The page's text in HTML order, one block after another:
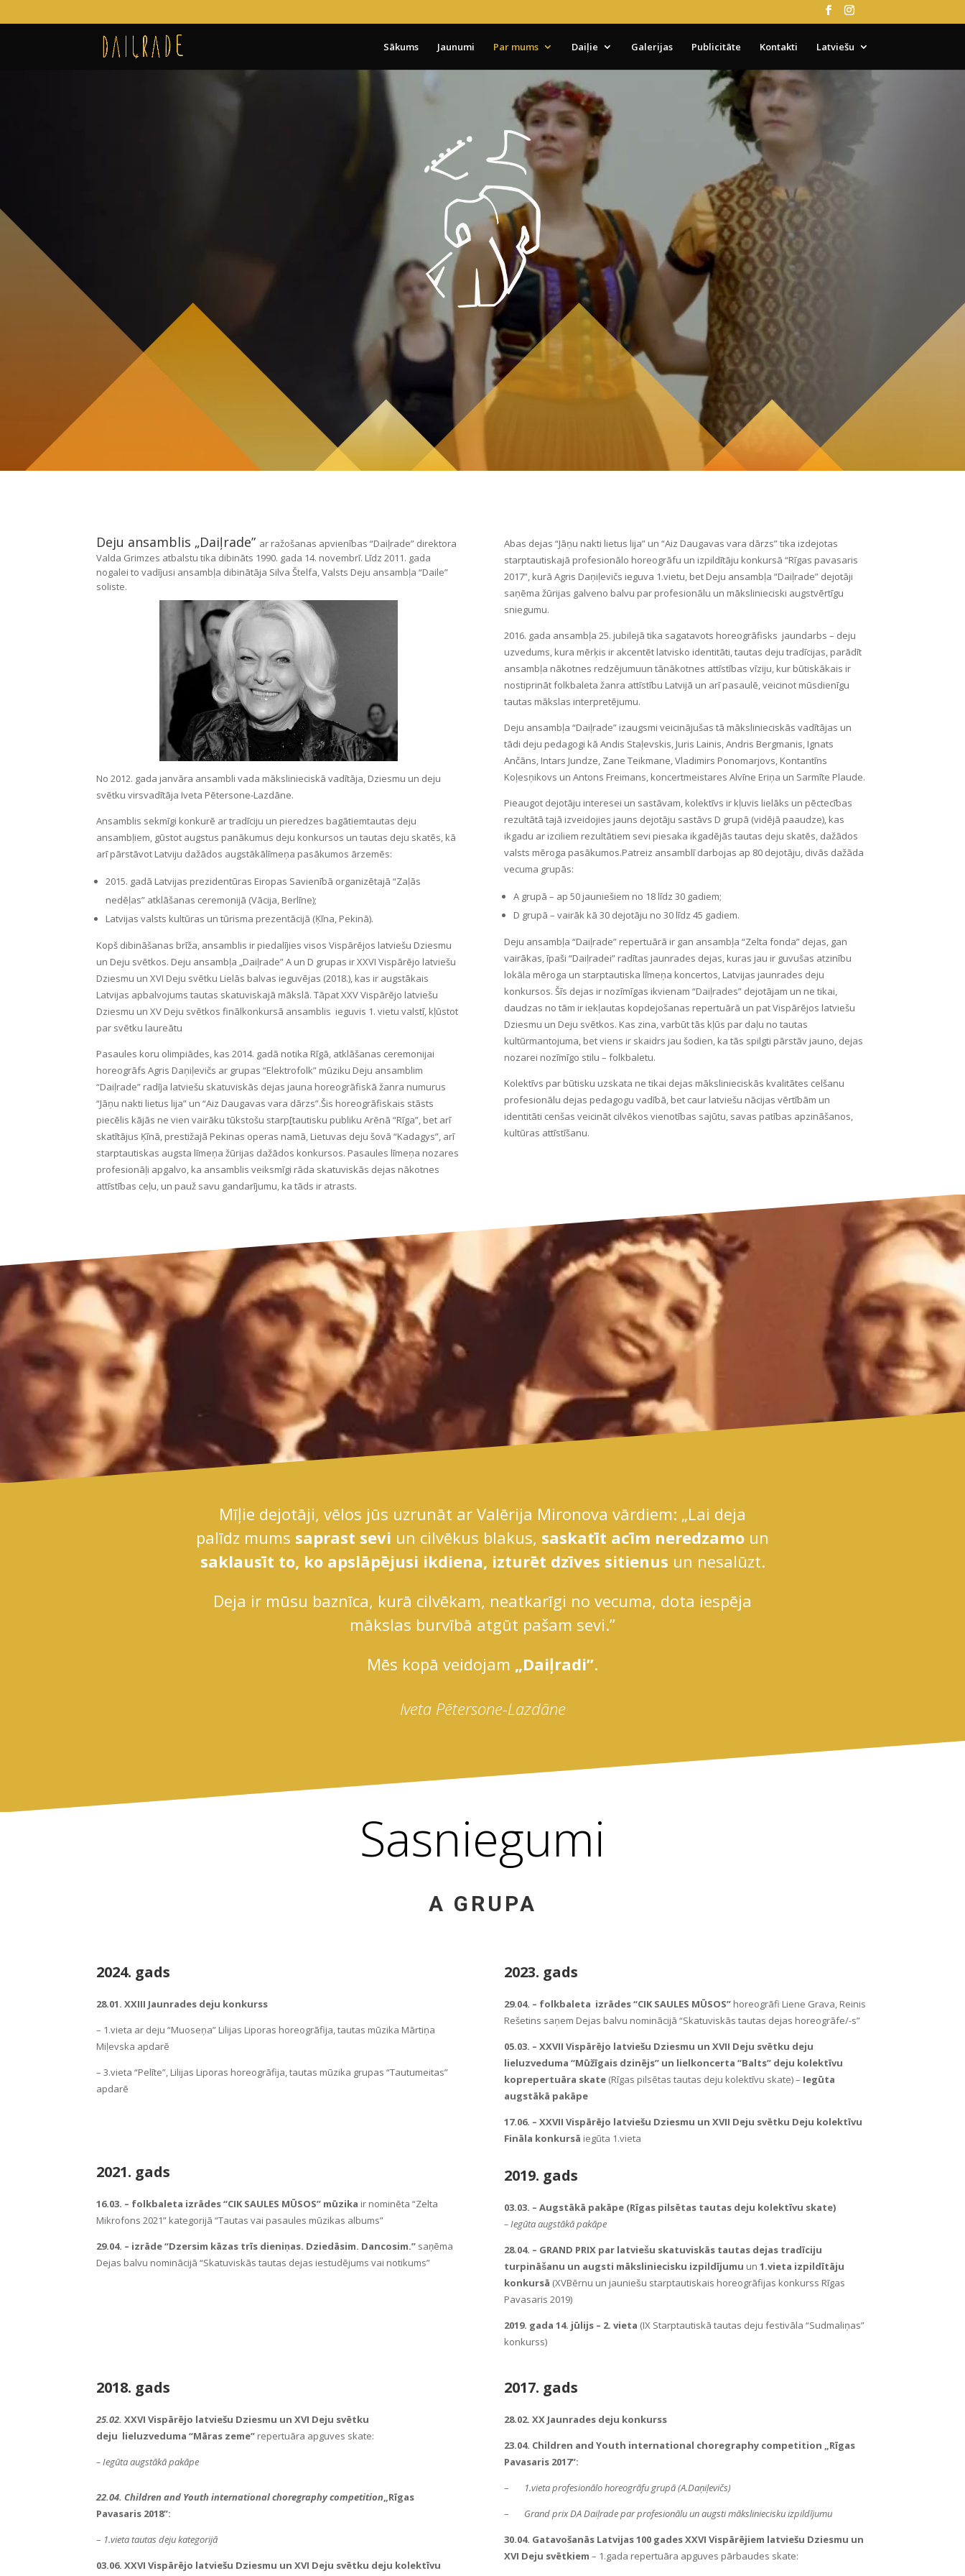
Sākums Jaunumi Par mums Daiļie Galerijas Publicitāte Kontakti Latviešu
Deju ansamblis „Daiļrade” ar ražošanas apvienības “Daiļrade” direktora
Valda Grimzes atbalstu tika dibināts 1990. gada 14. novembrī. Līdz 2011. gada
nogalei to vadījusi ansambļa dibinātāja Silva Štelfa, Valsts Deju ansambļa “Daile”
soliste.
No 2012. gada janvāra ansambli vada mākslinieciskā vadītāja, Dziesmu un deju
svētku virsvadītāja Iveta Pētersone-Lazdāne.
Ansamblis sekmīgi konkurē ar tradīciju un pieredzes bagātiemtautas deju
ansambļiem, gūstot augstus panākumus deju konkursos un tautas deju skatēs, kā
arī pārstāvot Latviju dažādos augstākālīmeņa pasākumos ārzemēs:
2015. gadā Latvijas prezidentūras Eiropas Savienībā organizētajā “Zaļās
nedēļas” atklāšanas ceremonijā (Vācija, Berlīne);
Latvijas valsts kultūras un tūrisma prezentācijā (Ķīna, Pekinā).
Kopš dibināšanas brīža, ansamblis ir piedalījies visos Vispārējos latviešu Dziesmu
un Deju svētkos. Deju ansambļa „Daiļrade” A un D grupas ir XXVI Vispārējo latviešu
Dziesmu un XVI Deju svētku Lielās balvas ieguvējas (2018.), kas ir augstākais
Latvijas apbalvojums tautas skatuviskajā mākslā. Tāpat XXV Vispārējo latviešu
Dziesmu un XV Deju svētkos finālkonkursā ansamblis ieguvis 1. vietu valstī, kļūstot
par svētku laureātu
Pasaules koru olimpiādes, kas 2014. gadā notika Rīgā, atklāšanas ceremonijai
horeogrāfs Agris Daņiļevičs ar grupas “Elektrofolk” mūziku Deju ansamblim
“Daiļrade” radīja latviešu skatuviskās dejas jauna horeogrāfiskā žanra numurus
“Jāņu nakti lietus lija” un “Aiz Daugavas vara dārzs”.Šis horeogrāfiskais stāsts
piecēlis kājās ne vien vairāku tūkstošu starp[tautisku publiku Arēnā “Rīga”, bet arī
skatītājus Ķīnā, prestižajā Pekinas operas namā, Lietuvas deju šovā “Kadagys”, arī
starptautiskas augsta līmeņa žūrijas dažādos konkursos. Pasaules līmeņa nozares
profesionāļi apgalvo, ka ansamblis veiksmīgi rāda skatuviskās dejas nākotnes
attīstības ceļu, un pauž savu gandarījumu, ka tāds ir atrasts.
Abas dejas “Jāņu nakti lietus lija” un “Aiz Daugavas vara dārzs” tika izdejotas
starptautiskajā profesionālo horeogrāfu un izpildītāju konkursā “Rīgas pavasaris
2017”, kurā Agris Daņiļevičs ieguva 1.vietu, bet Deju ansambļa “Daiļrade” dejotāji
saņēma žūrijas galveno balvu par profesionālu un mākslinieciski augstvērtīgu
sniegumu.
2016. gada ansambļa 25. jubilejā tika sagatavots horeogrāfisks jaundarbs – deju
uzvedums, kura mērķis ir akcentēt latvisko identitāti, tautas deju tradīcijas, parādīt
ansambļa nākotnes redzējumuun tānākotnes attīstības vīziju, kur būtiskākais ir
nostiprināt folkbaleta žanra attīstību Latvijā un arī pasaulē, veicinot mūsdienīgu
tautas mākslas interpretējumu.
Deju ansambļa “Daiļrade” izaugsmi veicinājušas tā mākslinieciskās vadītājas un
tādi deju pedagogi kā Andis Staļevskis, Juris Lainis, Andris Bergmanis, Ignats
Ančāns, Intars Jundze, Zane Teikmane, Vladimirs Ponomarjovs, Kontantīns
Koļesņikovs un Antons Freimans, koncertmeistares Alvīne Eriņa un Sarmīte Plaude.
Pieaugot dejotāju interesei un sastāvam, kolektīvs ir kļuvis lielāks un pēctecības
rezultātā tajā izveidojies jauns dejotāju sastāvs D grupā (vidējā paaudze), kas
ikgadu ar izciliem rezultātiem sevi piesaka ikgadējās tautas deju skatēs, dažādos
valsts mēroga pasākumos.Patreiz ansamblī darbojas ap 80 dejotāju, divās dažāda
vecuma grupās:
A grupā – ap 50 jauniešiem no 18 līdz 30 gadiem;
D grupā – vairāk kā 30 dejotāju no 30 līdz 45 gadiem.
Deju ansambļa “Daiļrade” repertuārā ir gan ansambļa “Zelta fonda” dejas, gan
vairākas, īpaši “Daiļradei” radītas jaunrades dejas, kuras jau ir guvušas atzinību
lokāla mēroga un starptautiska līmeņa koncertos, Latvijas jaunrades deju
konkursos. Šīs dejas ir nozīmīgas ikvienam “Daiļrades” dejotājam un ne tikai,
daudzas no tām ir iekļautas kopdejošanas repertuārā un pat Vispārējos latviešu
Dziesmu un Deju svētkos. Kas zina, varbūt tās kļūs par daļu no tautas
kultūrmantojuma, bet viens ir skaidrs jau šodien, ka tās spilgti pārstāv jauno, dejas
nozarei nozīmīgo stilu – folkbaletu.
Kolektīvs par būtisku uzskata ne tikai dejas mākslinieciskās kvalitātes celšanu
profesionālu dejas pedagogu vadībā, bet caur latviešu nācijas vērtībām un
identitāti cenšas veicināt cilvēkos vienotības sajūtu, savas patības apzināšanos,
kultūras attīstīšanu.
Mīļie dejotāji, vēlos jūs uzrunāt ar Valērija Mironova vārdiem: „Lai deja
palīdz mums saprast sevi un cilvēkus blakus, saskatīt acīm neredzamo un
saklausīt to, ko apslāpējusi ikdiena, izturēt dzīves sitienus un nesalūzt.
Deja ir mūsu baznīca, kurā cilvēkam, neatkarīgi no vecuma, dota iespēja
mākslas burvībā atgūt pašam sevi.”
Mēs kopā veidojam „Daiļradi”.
Iveta Pētersone-Lazdāne
Sasniegumi
A GRUPA
2024. gads
28.01. XXIII Jaunrades deju konkurss
– 1.vieta ar deju “Muoseņa” Lilijas Liporas horeogrāfija, tautas mūzika Mārtiņa
Miļevska apdarē
– 3.vieta “Pelīte”, Lilijas Liporas horeogrāfija, tautas mūzika grupas “Tautumeitas”
apdarē
2021. gads
16.03. – folkbaleta izrādes “CIK SAULES MŪSOS” mūzika ir nominēta “Zelta
Mikrofons 2021” kategorijā “Tautas vai pasaules mūzikas albums”
29.04. – izrāde “Dzersim kāzas trīs dieniņas. Dziedāsim. Dancosim.” saņēma
Dejas balvu nominācijā “Skatuviskās tautas dejas iestudējums vai notikums”
2018. gads
25.02. XXVI Vispārējo latviešu Dziesmu un XVI Deju svētku
deju lieluzveduma “Māras zeme” repertuāra apguves skate:
– Iegūta augstākā pakāpe
22.04. Children and Youth international choregraphy competition „Rīgas
Pavasaris 2018”:
– 1.vieta tautas deju kategorijā
03.06. XXVI Vispārējo latviešu Dziesmu un XVI Deju svētku deju kolektīvu
2023. gads
29.04. – folkbaleta izrādes “CIK SAULES MŪSOS” horeogrāfi Liene Grava, Reinis
Rešetins saņem Dejas balvu nominācijā “Skatuviskās tautas dejas horeogrāfe/-s”
05.03. – XXVII Vispārējo latviešu Dziesmu un XVII Deju svētku deju
lieluzveduma “Mūžīgais dzinējs” un lielkoncerta “Balts” deju kolektīvu
koprepertuāra skate(Rīgas pilsētas tautas deju kolektīvu skate) – Iegūta
augstākā pakāpe
17.06. – XXVII Vispārējo latviešu Dziesmu un XVII Deju svētku Deju kolektīvu
Fināla konkursā iegūta 1.vieta
2019. gads
03.03. – Augstākā pakāpe (Rīgas pilsētas tautas deju kolektīvu skate)
– Iegūta augstākā pakāpe
28.04. – GRAND PRIX par latviešu skatuviskās tautas dejas tradīciju
turpināšanu un augsti māksliniecisku izpildījumu un 1.vieta izpildītāju
konkursā (XVBērnu un jauniešu starptautiskais horeogrāfijas konkurss Rīgas
Pavasaris 2019)
2019. gada 14. jūlijs – 2. vieta (IX Starptautiskā tautas deju festivāla “Sudmaliņas”
konkurss)
2017. gads
28.02. XX Jaunrades deju konkurss
23.04. Children and Youth international choregraphy competition „Rīgas
Pavasaris 2017”:
–
1.vieta profesionālo horeogrāfu grupā (A.Daņiļevičs)
– Grand prix DA Daiļrade par profesionālu un augsti māksliniecisku izpildījumu
30.04. Gatavošanās Latvijas 100 gades XXVI Vispārējiem latviešu Dziesmu un
XVI Deju svētkiem – 1.gada repertuāra apguves pārbaudes skate: